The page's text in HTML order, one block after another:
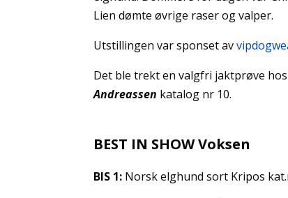
Lien dømte øvrige raser og valper.
Utstillingen var sponset av
Det ble trekt en valgfri jaktprøve
Andreassen katalog nr 10.
BEST IN SHOW Voksen
BIS 1: Norsk elghund sort Kripos